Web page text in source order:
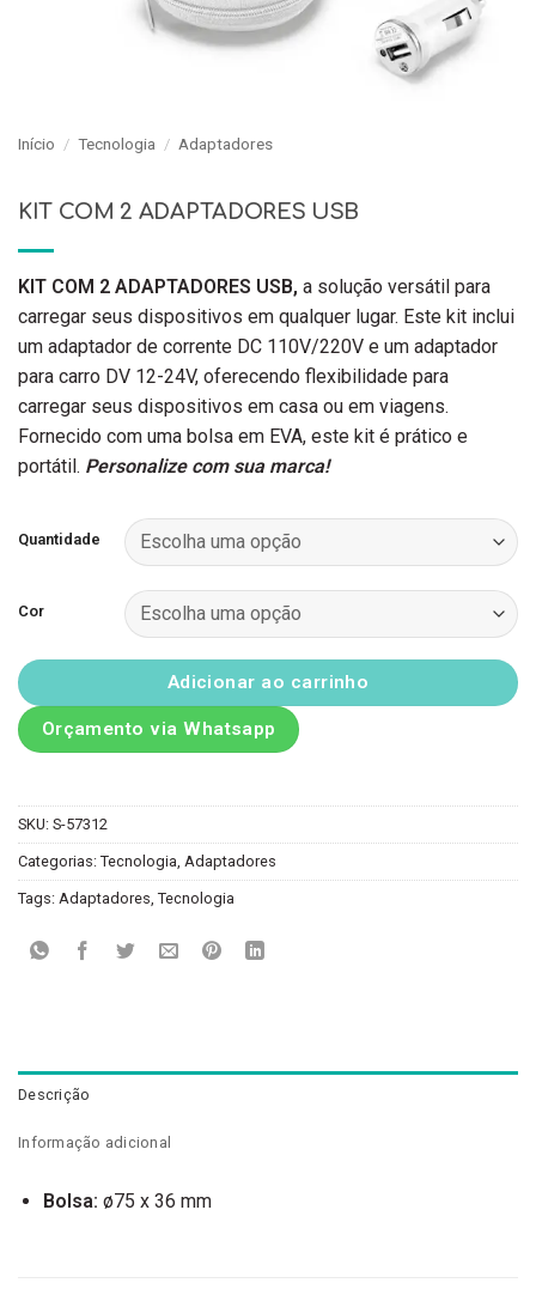
Início / Tecnologia / Adaptadores
KIT COM 2 ADAPTADORES USB
KIT COM 2 ADAPTADORES USB, a solução versátil para
carregar seus dispositivos em qualquer lugar. Este kit inclui
um adaptador de corrente DC 110V/220V e um adaptador
para carro DV 12-24V, oferecendo flexibilidade para
carregar seus dispositivos em casa ou em viagens.
Fornecido com uma bolsa em EVA, este kit é prático e
portátil. Personalize com sua marca!
Quantidade
Cor
Adicionar ao carrinho
Orçamento via Whatsapp
SKU: S-57312
Categorias: Tecnologia Adaptadores
Tags: Adaptadores Tecnologia
Descrição
Informação adicional
Bolsa: ø75 x 36 mm